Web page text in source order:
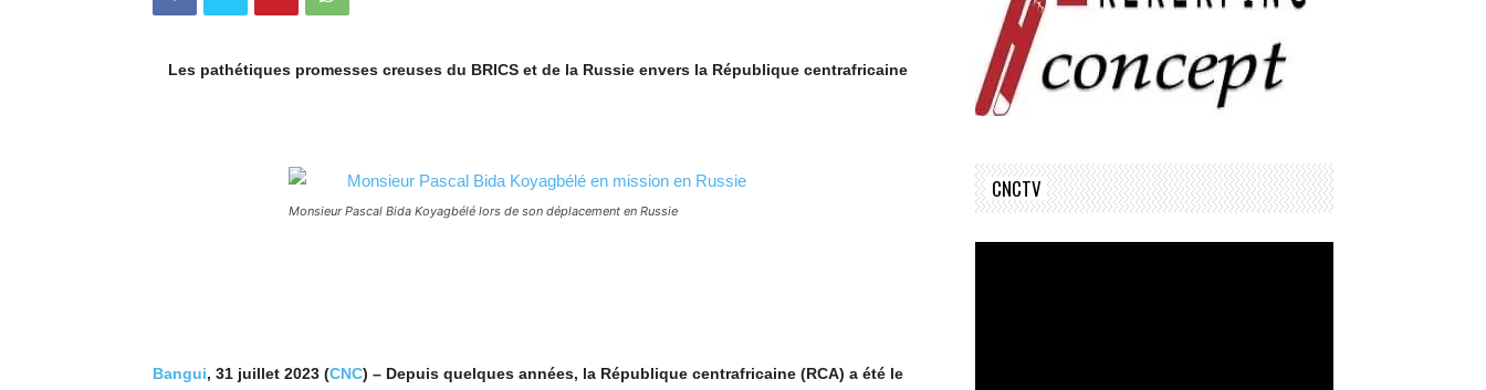
Les pathétiques promesses creuses du BRICS et de la Russie envers la République centrafricaine
Monsieur Pascal Bida Koyagbélé lors de son déplacement en Russie
Bangui, 31 juillet 2023 (CNC) – Depuis quelques années, la République centrafricaine (RCA) a été le
CNCTV